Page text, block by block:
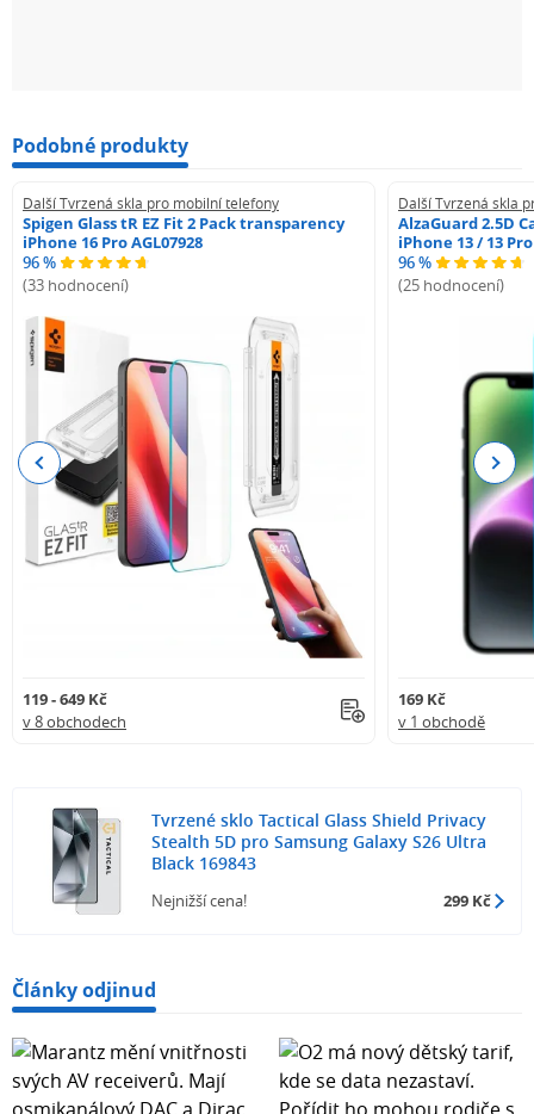
Shield Privacy Stealth do košíku a zažijte pocit
absolutního bezpečí!
Upozorňujeme, že nalepené tvrzené sklo může mírně
snížit citlivost a spolehlivost čtečky otisků prstů
integrované přímo v displeji.
Ochranné sklo je určeno pro Samsung Galaxy S26 Ultra.
Podobné produkty
Další Tvrzená skla pro mobilní telefony
Spigen Glass tR EZ Fit 2 Pack transparency
iPhone 16 Pro AGL07928
96 %
(33 hodnocení)
119 - 649 Kč
v 8 obchodech
Další Tvrzená skla
AlzaGuard 2.5D
iPhone 13 / 13 Pro
96 %
(25 hodnocení)
169 Kč
v 1 obchodě
Previous Next
Tvrzené sklo Tactical Glass Shield Privacy
Stealth 5D pro Samsung Galaxy S26 Ultra
Black 169843
Nejnižší cena! 299 Kč
Články odjinud